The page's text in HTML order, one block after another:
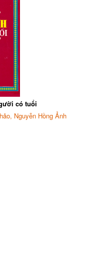
có tuổi
Nguyễn Hồng Ảnh